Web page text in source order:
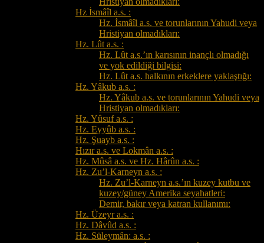
Hz İsmâîl a.s. :
Hz. İsmâîl a.s. ve torunlarının Yahudi veya
Hristiyan olmadıkları:
Hz. Lût a.s. :
Hz. Lût a.s.’ın karısının inançlı olmadığı
ve yok edildiği bilgisi:
Hz. Lût a.s. halkının erkeklere yaklaştığı:
Hz. Yâkub a.s. :
Hz. Yâkub a.s. ve torunlarının Yahudi veya
Hristiyan olmadıkları:
Hz. Yûsuf a.s. :
Hz. Eyyûb a.s. :
Hz. Şuayb a.s. :
Hızır a.s. ve Lokmân a.s. :
Hz. Mûsâ a.s. ve Hz. Hârûn a.s. :
Hz. Zu’l-Karneyn a.s. :
Hz. Zu’l-Karneyn a.s.’ın kuzey kutbu ve
kuzey/güney Amerika seyahatleri:
Demir, bakır veya katran kullanımı:
Hz. Üzeyr a.s. :
Hz. Dâvûd a.s. :
Hz. Süleymân: a.s. :